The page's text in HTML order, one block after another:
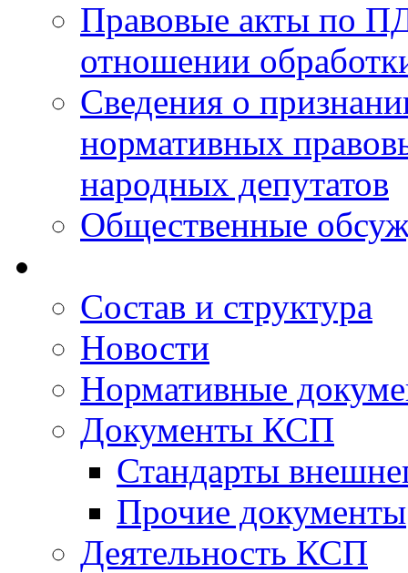
Правовые акты по
отношении
Сведения о
нормативных
народных депутатов
Общественные
Состав и структура
Новости
Нормативные
Документы КСП
Стандарты
Прочие документы
Деятельность КСП